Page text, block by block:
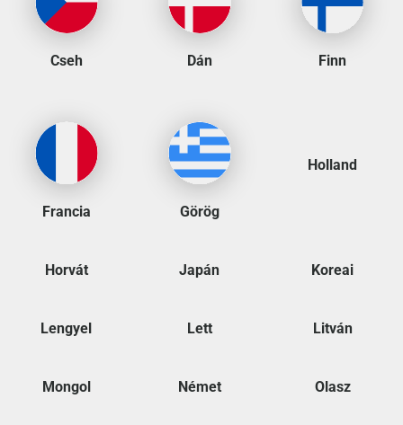
Cseh Dán Finn
Francia Görög
Holland
Horvát Japán Koreai
Lengyel Lett Litván
Mongol Német Olasz